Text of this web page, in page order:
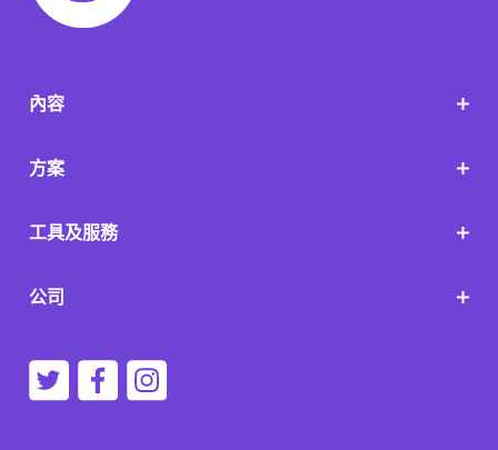
內容
方案
工具及服務
公司